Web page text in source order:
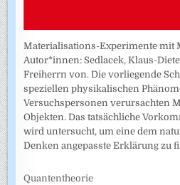
Materialisations-Experimente mit
Autor*innen: Sedlacek, Klaus-
Freiherrn von. Die vorliegende
speziellen physikalischen
Versuchspersonen verursachten
Objekten. Das tatsächliche
wird untersucht, um eine dem
Denken angepasste Erklärung zu
Quantentheorie